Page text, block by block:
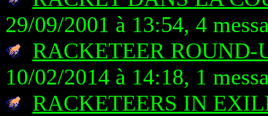
29/09/2001 à 13:54, 4
RACKETEER ROUND-
10/02/2014 à 14:18, 1
RACKETEERS IN